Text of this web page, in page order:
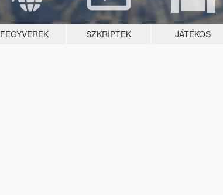
FEGYVEREK SZKRIPTEK JÁTÉKOS